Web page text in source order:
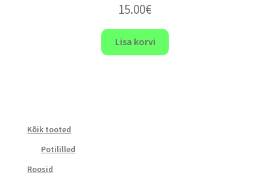
15.00€
Lisa korvi
Kõik tooted
Potililled
Roosid